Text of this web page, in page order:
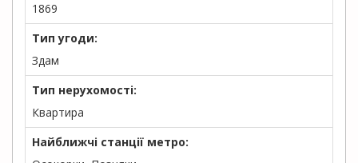
1869
Тип угоди:
Здам
Тип нерухомості:
Квартира
Найближчі станції метро: